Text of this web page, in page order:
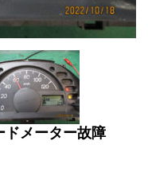
メーター故障